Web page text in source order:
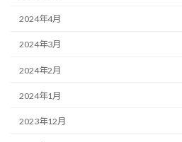
2024年4月
2024年3月
2024年2月
2024年1月
2023年12月